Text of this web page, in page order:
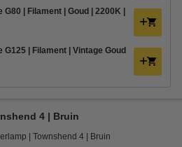
| Filament | Goud | 2200K |
G125 | Filament | Vintage Goud
4 | Bruin
Townshend 4 Bruin